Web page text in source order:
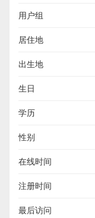
用户组
居住地
出生地
生日
学历
性别
在线时间
注册时间
最后访问